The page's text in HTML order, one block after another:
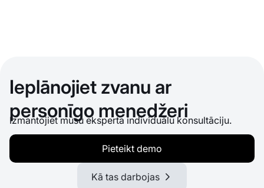
Ieplānojiet zvanu ar
personīgo menedžeri
Izmantojiet mūsu eksperta individuālu konsultāciju.
Pieteikt demo
Kā tas darbojas